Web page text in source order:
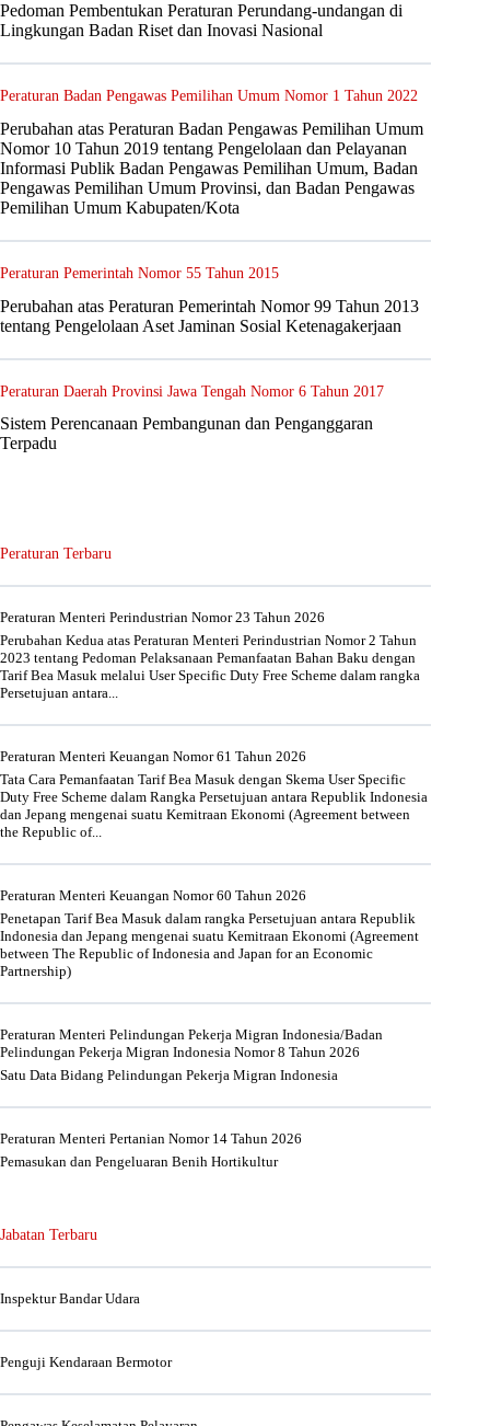
Pedoman Pembentukan Peraturan Perundang-undangan di
Lingkungan Badan Riset dan Inovasi Nasional
Peraturan Badan Pengawas Pemilihan Umum Nomor 1 Tahun 2022
Perubahan atas Peraturan Badan Pengawas Pemilihan Umum
Nomor 10 Tahun 2019 tentang Pengelolaan dan Pelayanan
Informasi Publik Badan Pengawas Pemilihan Umum, Badan
Pengawas Pemilihan Umum Provinsi, dan Badan Pengawas
Pemilihan Umum Kabupaten/Kota
Peraturan Pemerintah Nomor 55 Tahun 2015
Perubahan atas Peraturan Pemerintah Nomor 99 Tahun 2013
tentang Pengelolaan Aset Jaminan Sosial Ketenagakerjaan
Peraturan Daerah Provinsi Jawa Tengah Nomor 6 Tahun 2017
Sistem Perencanaan Pembangunan dan Penganggaran
Terpadu
Peraturan Terbaru
Peraturan Menteri Perindustrian Nomor 23 Tahun 2026
Perubahan Kedua atas Peraturan Menteri Perindustrian Nomor 2 Tahun
2023 tentang Pedoman Pelaksanaan Pemanfaatan Bahan Baku dengan
Tarif Bea Masuk melalui User Specific Duty Free Scheme dalam rangka
Persetujuan antara...
Peraturan Menteri Keuangan Nomor 61 Tahun 2026
Tata Cara Pemanfaatan Tarif Bea Masuk dengan Skema User Specific
Duty Free Scheme dalam Rangka Persetujuan antara Republik Indonesia
dan Jepang mengenai suatu Kemitraan Ekonomi (Agreement between
the Republic of...
Peraturan Menteri Keuangan Nomor 60 Tahun 2026
Penetapan Tarif Bea Masuk dalam rangka Persetujuan antara Republik
Indonesia dan Jepang mengenai suatu Kemitraan Ekonomi (Agreement
between The Republic of Indonesia and Japan for an Economic
Partnership)
Peraturan Menteri Pelindungan Pekerja Migran Indonesia/Badan
Pelindungan Pekerja Migran Indonesia Nomor 8 Tahun 2026
Satu Data Bidang Pelindungan Pekerja Migran Indonesia
Peraturan Menteri Pertanian Nomor 14 Tahun 2026
Pemasukan dan Pengeluaran Benih Hortikultur
Jabatan Terbaru
Inspektur Bandar Udara
Penguji Kendaraan Bermotor